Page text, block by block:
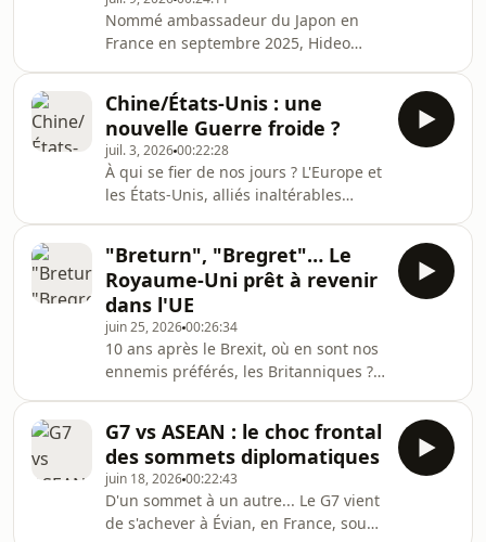
contrer l’hégémonie des États-Unis et
de la Chine. Tout l’été, Annalisa
Cappellini et Ma
Nommé ambassadeur du Japon en
France en septembre 2025, Hideo
remarquer pour son style décalé sur
les réseaux sociaux. Véritable
amoureux de notre pays, il poste des
photos de ses visites dans toutes les
régions, du Jura au Pays Basque en
passant par le Nord, encourage avec
ferveur l'équipe de France à la Coupe
du Monde et se met en scène comme
Tintin, son héros d'enfa
Chine/États-Unis : une
nouvelle Guerre froide ?
juil. 3, 202600:22:28
À qui se fier de nos jours ? L'Europe et
les États-Unis, alliés inaltérables
loin de l'autre sous l'impulsion de
Donald Trump. De l'autre côté du
monde, la tentation est grande de se
rapprocher du géant chinois pour
compenser. Mais ce serait oublier que
c'est un empire qui agit uniquement
dans son intérêt. L'Europe cherche un
donc é
"Breturn", "Bregret"… Le
Royaume-Uni prêt à revenir
dans l'UE
juin 25, 202600:26:34
10 ans après le Brexit, où en sont nos
ennemis préférés, les Britanniques ?
qu’on va vers un "Breturn", un retour
de Londres dans l'Union européenne
? Pendant que la question monte
outre-Manche, les Britanniques sont
toujours en proie à l'instabilité
G7 vs ASEAN : le choc frontal
des sommets diplomatiques
juin 18, 202600:22:43
D'un sommet à un autre... Le G7 vient
de s'achever à Évian, en France, sous